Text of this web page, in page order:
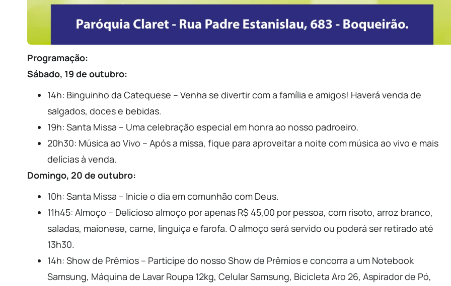
Programação:
Sábado, 19 de outubro:
14h: Binguinho da Catequese – Venha se divertir com a família e amigos! Haverá venda de
salgados, doces e bebidas.
19h: Santa Missa – Uma celebração especial em honra ao nosso padroeiro.
20h30: Música ao Vivo – Após a missa, fique para aproveitar a noite com música ao vivo e mais
delícias à venda.
Domingo, 20 de outubro:
10h: Santa Missa – Inicie o dia em comunhão com Deus.
11h45: Almoço – Delicioso almoço por apenas R$ 45,00 por pessoa, com risoto, arroz branco,
saladas, maionese, carne, linguiça e farofa. O almoço será servido ou poderá ser retirado até
13h30.
14h: Show de Prêmios – Participe do nosso Show de Prêmios e concorra a um Notebook
Samsung, Máquina de Lavar Roupa 12kg, Celular Samsung, Bicicleta Aro 26, Aspirador de Pó,